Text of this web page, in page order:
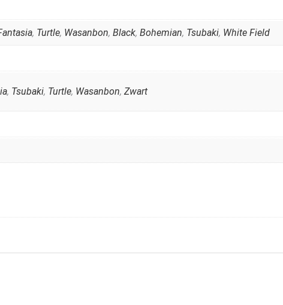
, Turtle, Wasanbon, Black, Bohemian, Tsubaki, White Field
, Tsubaki, Turtle, Wasanbon, Zwart